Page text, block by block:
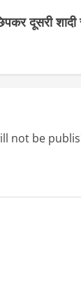
दूसरी
not be